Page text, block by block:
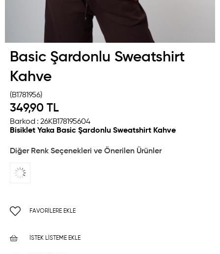
Basic Şardonlu Sweatshirt
Kahve
(B1781956)
349,90 TL
Barkod : 26KB178195604
Bisiklet Yaka Basic Şardonlu Sweatshirt Kahve
Diğer Renk Seçenekleri ve Önerilen Ürünler
FAVORILERE EKLE
İSTEK LISTEME EKLE